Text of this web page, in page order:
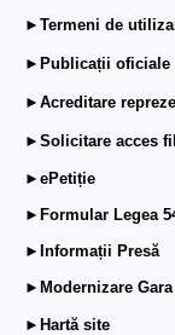
►Termeni de
►Publicații oficiale
►Acreditare
►Solicitare acces
►ePetiție
►Formular Legea
►Informații Presă
►Modernizare Gara
►Hartă site